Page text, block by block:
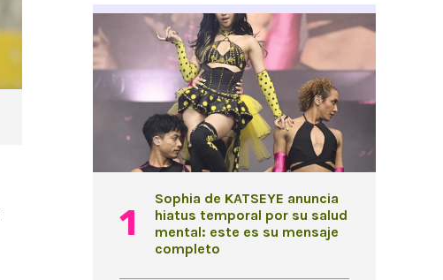
Sophia de KATSEYE anuncia
hiatus temporal por su salud
mental: este es su mensaje
completo